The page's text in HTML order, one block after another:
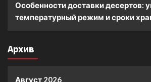
Особенности доставки десертов:
температурный режим и сроки
Архив
Август 2026